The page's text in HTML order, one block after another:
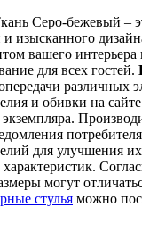
Серо-бежевый –
изысканного
вашего интерьера
для всех гостей.
различных
и обивки на
для улучшения
могут
стулья можно